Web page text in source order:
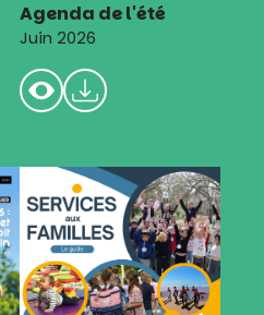
Agenda de l'été
Juin 2026